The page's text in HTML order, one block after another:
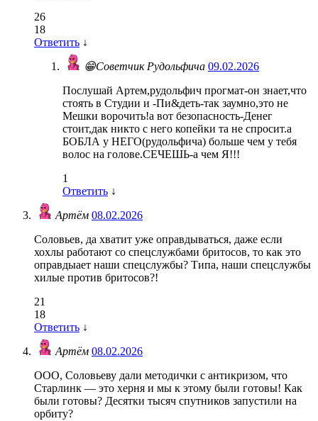
26
18
Ответить ↓
😁Советчик Рудольфича 09.02.2026
Послушай Артем,рудольфич прогмат-он знает,что
стоять в Студии и -Пи&деть-так заумно,это не
Мешки ворочить!а вот безопасность-Денег
стоит,дак никто с него копейки та не спросит.а
БОБЛА у НЕГО(рудольфича) больше чем у тебя
волос на голове.СЕЧЕШЬ-а чем Я!!!
1
Ответить ↓
Артём 08.02.2026
Соловьев, да хватит уже оправдываться, даже если
хохлы работают со спецслужбами бритосов, то как это
оправдыает наши спецслужбы? Типа, наши спецслужбы
хилые против бритосов?!
21
18
Ответить ↓
Артём 08.02.2026
ООО, Соловьеву дали методички с антикризом, что
Старлинк — это херня и мы к этому были готовы! Как
были готовы? Десятки тысяч спутников запустили на
орбиту?